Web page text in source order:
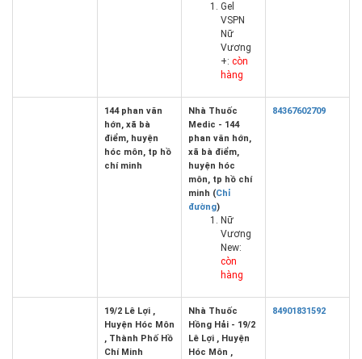
Gel
VSPN
Nữ
Vương
+: còn
hàng
144 phan văn
hớn, xã bà
điểm, huyện
hóc môn, tp hồ
chí minh
Nhà Thuốc
Medic - 144
phan văn hớn,
xã bà điểm,
huyện hóc
môn, tp hồ chí
minh (Chỉ
đường)
Nữ
Vương
New:
còn
hàng
84367602709
19/2 Lê Lợi ,
Huyện Hóc Môn
, Thành Phố Hồ
Chí Minh
Nhà Thuốc
Hồng Hải - 19/2
Lê Lợi , Huyện
Hóc Môn ,
84901831592